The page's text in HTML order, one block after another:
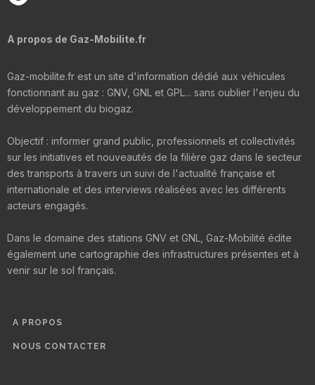
A propos de Gaz-Mobilite.fr
Gaz-mobilite.fr est un site d'information dédié aux véhicules
fonctionnant au gaz : GNV, GNL et GPL... sans oublier l'enjeu du
développement du biogaz.
Objectif : informer grand public, professionnels et collectivités
sur les initiatives et nouveautés de la filière gaz dans le secteur
des transports à travers un suivi de l'actualité française et
internationale et des interviews réalisées avec les différents
acteurs engagés.
Dans le domaine des stations GNV et GNL, Gaz-Mobilité édite
également une cartographie des infrastructures présentes et à
venir sur le sol français.
A PROPOS
NOUS CONTACTER